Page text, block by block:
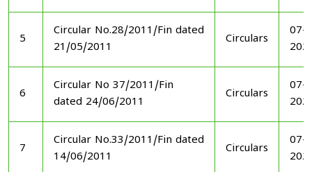
5
Circular No.28/2011/Fin dated
21/05/2011
Circulars
07-
6
Circular No 37/2011/Fin
dated 24/06/2011
Circulars
07-
7
Circular No.33/2011/Fin dated
14/06/2011
Circulars
07-